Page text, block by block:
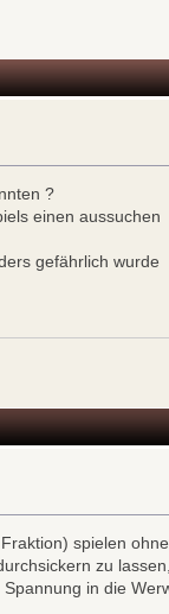
?
einen aussuchen
gefährlich wurde
spielen
zu
in die